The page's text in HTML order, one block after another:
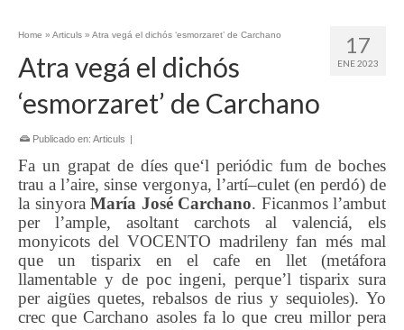
17
ENE 2023
Home » Articuls » Atra vegá el dichós ‘esmorzaret’ de Carchano
Atra vegá el dichós
‘esmorzaret’ de Carchano
Publicado en: Articuls |
Fa un grapat de díesque‘l periódic fum de boches
trau a l’aire, sinse vergonya, l’artí–culet (en perdó) de
la sinyora María JoséCarchano. Ficanmos l’ambut
per l’ample, asoltant carchots al valenciá, els
monyicots del VOCENTO madrileny fan més mal
que un tisparix en el cafe en llet(metáfora
llamentable y de poc ingeni, perque’l tisparix sura
per aigües quetes, rebalsosde rius y sequioles). Yo
crec queCarchano asoles fa lo que creu millorpera